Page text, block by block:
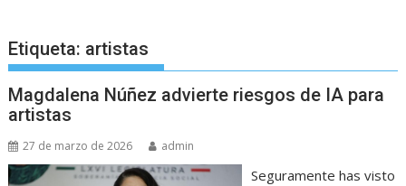
Etiqueta: artistas
Magdalena Núñez advierte riesgos de IA para
artistas
27 de marzo de 2026 admin
Seguramente has visto